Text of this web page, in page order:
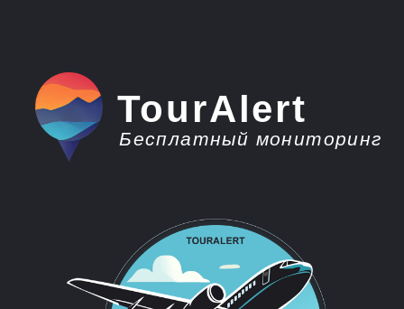
TourAlert
Бесплатный мониторинг